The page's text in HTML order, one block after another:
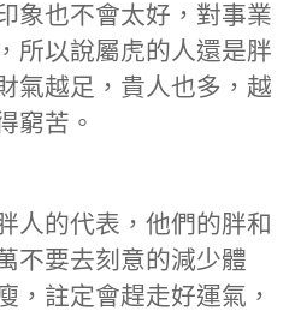
象也不會太好，對事業
所以說屬虎的人還是胖
氣越足，貴人也多，越
窮苦。
人的代表，他們的胖和
不要去刻意的減少體
，註定會趕走好運氣，